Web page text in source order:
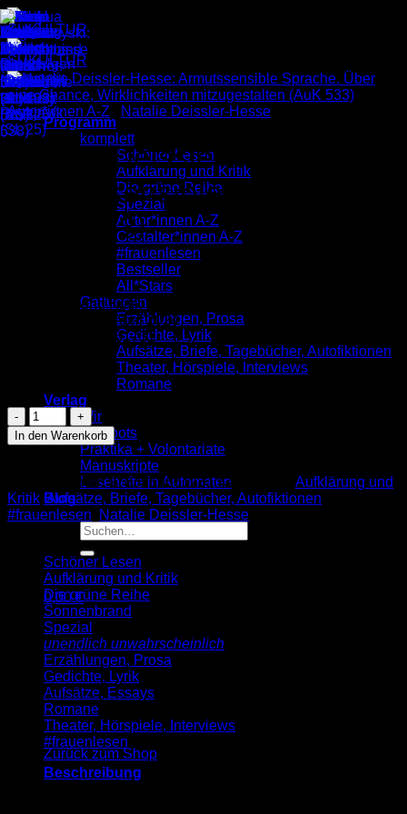
Zum
Inhalt
springen
Programm
komplett
Schöner Lesen
Aufklärung und Kritik
Die grüne Reihe
Spezial
Autor*innen A-Z
Gestalter*innen A-Z
#frauenlesen
Bestseller
All*Stars
Gattungen
Erzählungen, Prosa
Gedichte, Lyrik
Aufsätze, Briefe, Tagebücher, Autofiktionen
Theater, Hörspiele, Interviews
Romane
Verlag
Wir
Hotspots
Praktika + Volontariate
Manuskripte
Lesehefte in Automaten
Blog
Suche
nach:
0,00€
Warenkorb
Es befinden sich keine Produkte im Warenkorb.
Zurück zum Shop
Autor*innen A-Z Natalie Deissler-Hesse
Natalie Deissler-Hesse:
Armutssensible Sprache
(AuK 533)
Aufklärung und Kritik 533
Veröffentlicht im April 2024
ISBN: 9783955661731
Natalie
Deissler-
Hesse:
Armutssensible
Sprache
(AuK
533)
In den Warenkorb
Artikelnummer:9783955661731 Kategorien: Aufklärung und
Kritik Aufsätze, Briefe, Tagebücher, Autofiktionen
#frauenlesen
Natalie Deissler-Hesse
Schöner Lesen
Aufklärung und Kritik
Die grüne Reihe
Sonnenbrand
Spezial
unendlich unwahrscheinlich
Erzählungen, Prosa
Gedichte, Lyrik
Aufsätze, Essays
Romane
Theater, Hörspiele, Interviews
#frauenlesen
Beschreibung